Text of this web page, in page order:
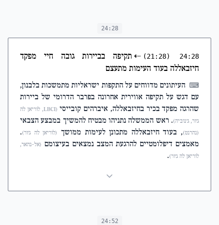
24:28
24:28
(21:28)
⇠ תקיפה בביירות גובה חיי מפקד
חיזבאללה בעוד העימות מתעצם
⌨ העיתונים מדווחים על התקפות ישראליות מתמשכות בלבנון,
עם דגש על תקיפה אווירית אחרונה בפרבר הדרומי של ביירות
שהרגה מפקד בכיר בחיזבאללה, איברהים קובייסי
(LBCI, לוריאן לה
ג'ור, ג'נוביה). ראש הממשלה נתניהו מבטיח להמשיך במבצע הצבאי
(נהרנט), בעוד חיזבאללה מתכונן לעימות ממושך (לוריאן לה ג'ור).
מאמצים דיפלומטיים להרגעת המצב נמצאים בעיצומם (אל-נהאר,
לוריאן לה ג'ור).
24:52